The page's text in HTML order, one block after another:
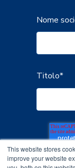
This website stores
improve your website
Nome
Titolo*